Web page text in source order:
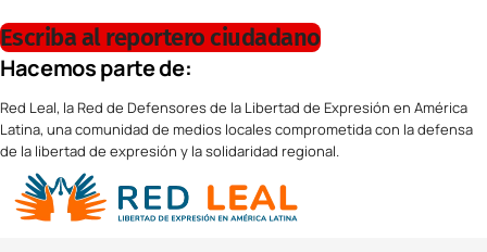
Escriba al reportero ciudadano
Hacemos parte de:
Red Leal, la Red de Defensores de la Libertad de Expresión en América
Latina, una comunidad de medios locales comprometida con la defensa
de la libertad de expresión y la solidaridad regional.